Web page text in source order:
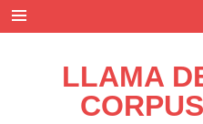
contenido
LLAMA